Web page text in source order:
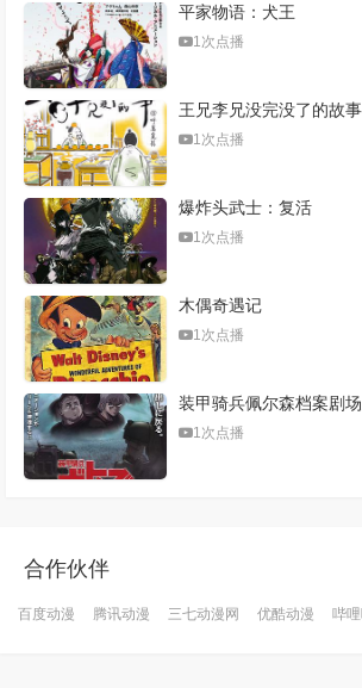
平家物语：犬王
1次点播
王兄李兄没完没了的故事
1次点播
爆炸头武士：复活
1次点播
木偶奇遇记
1次点播
装甲骑兵佩尔森档案剧
1次点播
合作伙伴
百度动漫 腾讯动漫 三七动漫网 优酷动漫 哔